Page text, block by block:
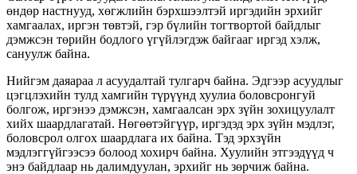
өндөр настнууд, хөгжлийн бэрхшээлтэй иргэдийн эрхийг
хамгаалах, иргэн төвтэй, гэр бүлийн тогтвортой байдлыг
дэмжсэн төрийн бодлого үгүйлэгдэж байгааг иргэд хэлж,
сануулж байна.
Нийгэм даяараа л асуудалтай тулгарч байна. Эдгээр асуудлыг
цэгцлэхийн тулд хамгийн түрүүнд хуулиа боловсронгуй
болгож, иргэнээ дэмжсэн, хамгаалсан эрх зүйн зохицуулалт
хийх шаардлагатай. Нөгөөтэйгүүр, иргэдэд эрх зүйн мэдлэг,
боловсрол олгох шаардлага их байна. Тэд эрхзүйн
мэдлэггүйгээсээ болоод хохирч байна. Хуулийн этгээдүүд ч
энэ байдлаар нь далимдуулан, эрхийг нь зөрчиж байна.